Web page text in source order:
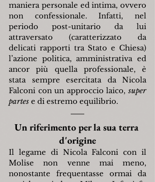
maniera personale ed intima, ovvero
non confessionale. Infatti, nel
periodo post-unitario da lui
attraversato
(caratterizzato da
delicati rapporti tra Stato e Chiesa)
l’azione politica, amministrativa ed
ancor più quella professionale, è
stata sempre esercitata da Nicola
Falconi con un approccio laico, super
partes e di estremo equilibrio.
Un riferimento per la sua terra
d'origine
Il legame di Nicola Falconi con il
Molise non venne mai meno,
nonostante frequentasse ormai da